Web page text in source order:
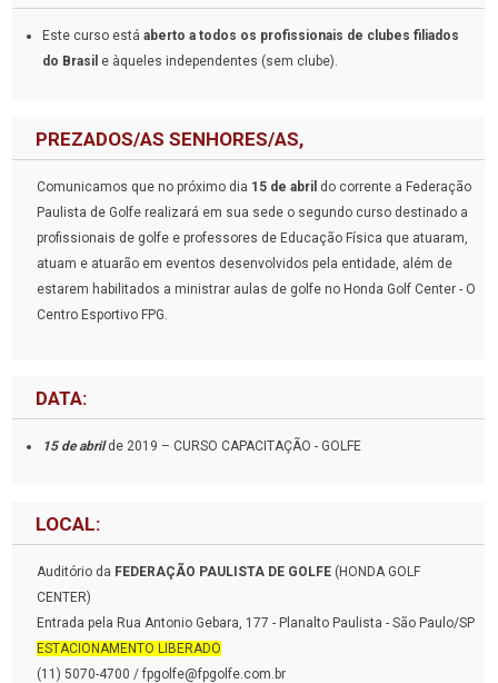
Este curso estáaberto a todos os profissionais de clubes filiados
do Brasil e àqueles independentes (sem clube).
PREZADOS/AS SENHORES/AS,
Comunicamos que no próximo dia 15 de abril do corrente a Federação
Paulista de Golfe realizará em sua sede o segundo curso destinado a
profissionais de golfe e professores de Educação Física que atuaram,
atuam e atuarão em eventos desenvolvidos pela entidade, além de
estarem habilitados a ministrar aulas de golfe no Honda Golf Center - O
Centro Esportivo FPG.
DATA:
15 de abrilde 2019 – CURSO CAPACITAÇÃO - GOLFE
LOCAL:
Auditório da FEDERAÇÃO PAULISTA DE GOLFE (HONDA GOLF
CENTER)
Entrada pela Rua Antonio Gebara, 177 - Planalto Paulista - São Paulo/SP
ESTACIONAMENTO LIBERADO
(11) 5070-4700 / fpgolfe@fpgolfe.com.br